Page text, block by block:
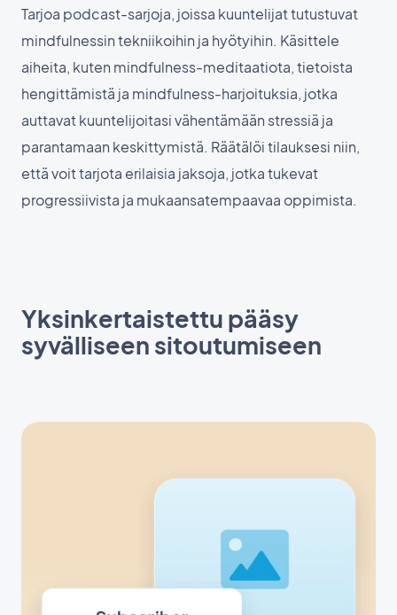
Tarjoa podcast-sarjoja, joissa kuuntelijat tutustuvat
mindfulnessin tekniikoihin ja hyötyihin. Käsittele
aiheita, kuten mindfulness-meditaatiota, tietoista
hengittämistä ja mindfulness-harjoituksia, jotka
auttavat kuuntelijoitasi vähentämään stressiä ja
parantamaan keskittymistä. Räätälöi tilauksesi niin,
että voit tarjota erilaisia jaksoja, jotka tukevat
progressiivista ja mukaansatempaavaa oppimista.
Yksinkertaistettu pääsy
syvälliseen sitoutumiseen